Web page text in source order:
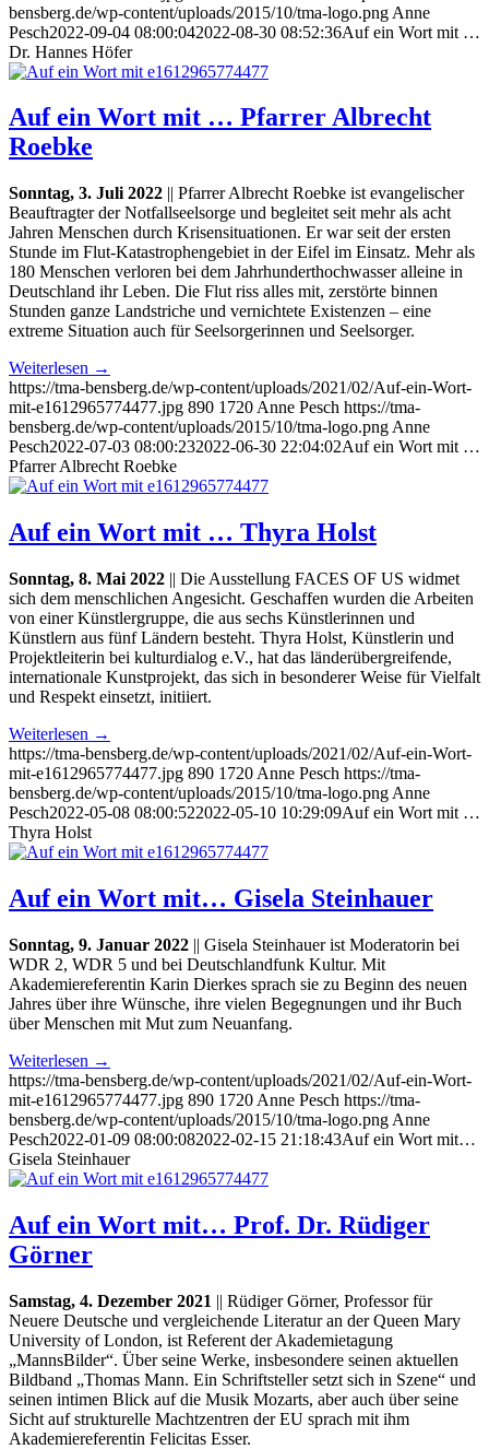
bensberg.de/wp-content/uploads/2015/10/tma-logo.png Anne
Pesch2022-09-04 08:00:042022-08-30 08:52:36Auf ein Wort mit …
Dr. Hannes Höfer
Auf ein Wort mit … Pfarrer Albrecht
Roebke
Sonntag, 3. Juli 2022 || Pfarrer Albrecht Roebke ist evangelischer
Beauftragter der Notfallseelsorge und begleitet seit mehr als acht
Jahren Menschen durch Krisensituationen. Er war seit der ersten
Stunde im Flut-Katastrophengebiet in der Eifel im Einsatz. Mehr als
180 Menschen verloren bei dem Jahrhunderthochwasser alleine in
Deutschland ihr Leben. Die Flut riss alles mit, zerstörte binnen
Stunden ganze Landstriche und vernichtete Existenzen – eine
extreme Situation auch für Seelsorgerinnen und Seelsorger.
Weiterlesen →
https://tma-bensberg.de/wp-content/uploads/2021/02/Auf-ein-Wort-
mit-e1612965774477.jpg 890 1720 Anne Pesch https://tma-
bensberg.de/wp-content/uploads/2015/10/tma-logo.png Anne
Pesch2022-07-03 08:00:232022-06-30 22:04:02Auf ein Wort mit …
Pfarrer Albrecht Roebke
Auf ein Wort mit … Thyra Holst
Sonntag, 8. Mai 2022 || Die Ausstellung FACES OF US widmet
sich dem menschlichen Angesicht. Geschaffen wurden die Arbeiten
von einer Künstlergruppe, die aus sechs Künstlerinnen und
Künstlern aus fünf Ländern besteht. Thyra Holst, Künstlerin und
Projektleiterin bei kulturdialog e.V., hat das länderübergreifende,
internationale Kunstprojekt, das sich in besonderer Weise für Vielfalt
und Respekt einsetzt, initiiert.
Weiterlesen →
https://tma-bensberg.de/wp-content/uploads/2021/02/Auf-ein-Wort-
mit-e1612965774477.jpg 890 1720 Anne Pesch https://tma-
bensberg.de/wp-content/uploads/2015/10/tma-logo.png Anne
Pesch2022-05-08 08:00:522022-05-10 10:29:09Auf ein Wort mit …
Thyra Holst
Auf ein Wort mit… Gisela Steinhauer
Sonntag, 9. Januar 2022 || Gisela Steinhauer ist Moderatorin bei
WDR 2, WDR 5 und bei Deutschlandfunk Kultur. Mit
Akademiereferentin Karin Dierkes sprach sie zu Beginn des neuen
Jahres über ihre Wünsche, ihre vielen Begegnungen und ihr Buch
über Menschen mit Mut zum Neuanfang.
Weiterlesen →
https://tma-bensberg.de/wp-content/uploads/2021/02/Auf-ein-Wort-
mit-e1612965774477.jpg 890 1720 Anne Pesch https://tma-
bensberg.de/wp-content/uploads/2015/10/tma-logo.png Anne
Pesch2022-01-09 08:00:082022-02-15 21:18:43Auf ein Wort mit…
Gisela Steinhauer
Auf ein Wort mit… Prof. Dr. Rüdiger
Görner
Samstag, 4. Dezember 2021 || Rüdiger Görner, Professor für
Neuere Deutsche und vergleichende Literatur an der Queen Mary
University of London, ist Referent der Akademietagung
„MannsBilder“. Über seine Werke, insbesondere seinen aktuellen
Bildband „Thomas Mann. Ein Schriftsteller setzt sich in Szene“ und
seinen intimen Blick auf die Musik Mozarts, aber auch über seine
Sicht auf strukturelle Machtzentren der EU sprach mit ihm
Akademiereferentin Felicitas Esser.